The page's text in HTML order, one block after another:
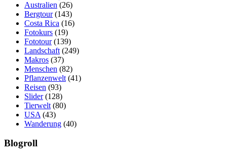
Australien (26)
Bergtour(143)
Costa Rica (16)
Fotokurs (19)
Fototour(139)
Landschaft (249)
Makros (37)
Menschen (82)
Pflanzenwelt (41)
Reisen (93)
Slider(128)
Tierwelt (80)
USA (43)
Wanderung (40)
Blogroll